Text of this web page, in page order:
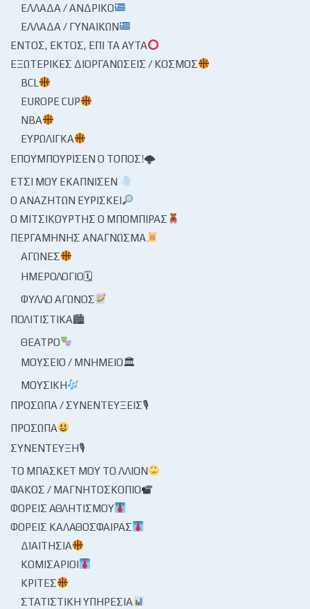
ΕΛΛΆΔΑ / ΑΝΔΡΙΚΌ
ΕΛΛΆΔΑ / ΓΥΝΑΙΚΏΝ
ΕΝΤΌΣ, ΕΚΤΌΣ, ΕΠΊ ΤΑ ΑΥΤΆ
ΕΞΩΤΕΡΙΚΈΣ ΔΙΟΡΓΑΝΏΣΕΙΣ / ΚΌΣΜΟΣ
BCL
EUROPE CUP
NBA
ΕΥΡΩΛΊΓΚΑ
ΕΠΟΥΜΠΟΎΡΙΣΕΝ Ο ΤΌΠΟΣ!🌩
ΈΤΣΙ ΜΟΥ ΕΚΆΠΝΙΣΕΝ
Ο ΑΝΑΖΗΤΏΝ ΕΥΡΊΣΚΕΙ
Ο ΜΙΤΣΙΚΟΥΡΤΉΣ Ο ΜΠΌΜΠΙΡΑΣ
ΠΕΡΓΑΜΗΝΉΣ ΑΝΆΓΝΩΣΜΑ
ΑΓΏΝΕΣ
ΗΜΕΡΟΛΌΓΙΟ🗓
ΦΎΛΛΟ ΑΓΏΝΟΣ
ΠΟΛΙΤΙΣΤΙΚΆ🏙
ΘΈΑΤΡΟ
ΜΟΥΣΕΊΟ / ΜΝΗΜΕΊΟ🏛
ΜΟΥΣΙΚΉ
ΠΡΌΣΩΠΑ / ΣΥΝΕΝΤΕΎΞΕΙΣ🎙
ΠΡΌΣΩΠΑ
ΣΥΝΈΝΤΕΥΞΗ🎙
ΤΟ ΜΠΆΣΚΕΤ ΜΟΥ ΤΟ ΛΛΊΟΝ
ΦΑΚΌΣ / ΜΑΓΝΗΤΟΣΚΌΠΙΟ
ΦΟΡΕΊΣ ΑΘΛΗΤΙΣΜΟΎ
ΦΟΡΕΊΣ ΚΑΛΑΘΌΣΦΑΙΡΑΣ
ΔΙΑΙΤΗΣΊΑ
ΚΟΜΙΣΆΡΙΟΙ
ΚΡΙΤΈΣ
ΣΤΑΤΙΣΤΙΚΉ ΥΠΗΡΕΣΊΑ